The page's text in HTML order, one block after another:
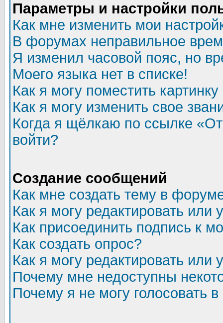
Параметры и настройки
Как мне изменить мои
В форумах неправильное
Я изменил часовой пояс, но
Моего языка нет в списке!
Как я могу поместить
Как я могу изменить свое
Когда я щёлкаю по ссылке
войти?
Создание сообщений
Как мне создать тему в
Как я могу редактировать или
Как присоединить подпись к
Как создать опрос?
Как я могу редактировать или
Почему мне недоступны
Почему я не могу голосовать